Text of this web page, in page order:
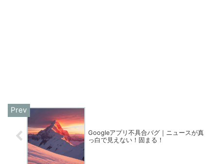
Googleアプリ不具合バグ｜ニュースが真
っ白で見えない！固まる！